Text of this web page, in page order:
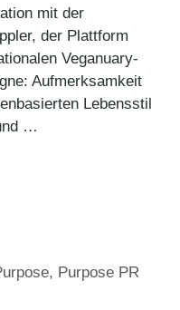
mit der
der Plattform
Veganuary-
Aufmerksamkeit
Lebensstil
…
, Purpose PR